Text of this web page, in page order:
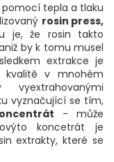
pomocí tepla a tlaku
rosin press,
je, že rosin takto
by k tomu musel
extrakce je
v mnohém
vyznačující se tím,
- může
koncetrát je
extrakty, které se